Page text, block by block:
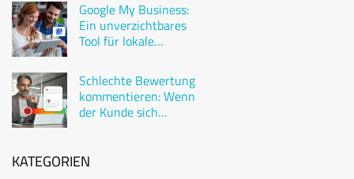
Google My Business:
Ein unverzichtbares
Tool für lokale
Schlechte Bewertung
kommentieren: Wenn
der Kunde sich
KATEGORIEN